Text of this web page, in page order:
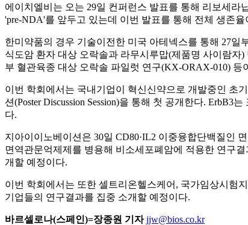
에이치엘비는 오는 29일 컨퍼런스 발표를 통해 리보세라
'pre-NDA'를 앞두고 있는데 이번 발표를 통해 전체 생존
한미약품의 경우 기술이전한 미국 아테넥스를 통해 27
식도암 환자 대상 오락솔과 라무시루맙(제품명 사이람
부 혈관육종 대상 오락솔 파일럿 연구(KX-ORAX-010) 등
이번 학회에서는 국내기업이 혁신신약으로 개발중인 초
션(Poster Discussion Session)을 통해 첫 공개한다.
다.
지아이이노베이션은 30일 CD80·IL2 이중융합단백질인
면역관문억제제를 병용해 비소세포폐암에 적용한 연구
개할 예정이다.
이번 학회에서는 또한 셀트리온헬스케어, 국가임상시험
기업들의 연구결과를 집중 소개할 예정이다.
바르셀로나(스페인)=장종원 기자 jjw@bios.co.kr